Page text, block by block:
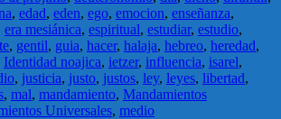
, edad, eden, ego, emocion, enseñanza,
era mesiánica, espiritual, estudiar, estudio,
, gentil, guia, hacer, halaja, hebreo, heredad,
Identidad noajica, ietzer, influencia, isarel,
, justicia, justo, justos, ley, leyes, libertad,
, mal, mandamiento, Mandamientos
Universales, medio